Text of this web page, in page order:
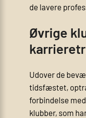
de lavere
Øvrige
Udover de
tidsfæstet,
forbindelse
klubber, som